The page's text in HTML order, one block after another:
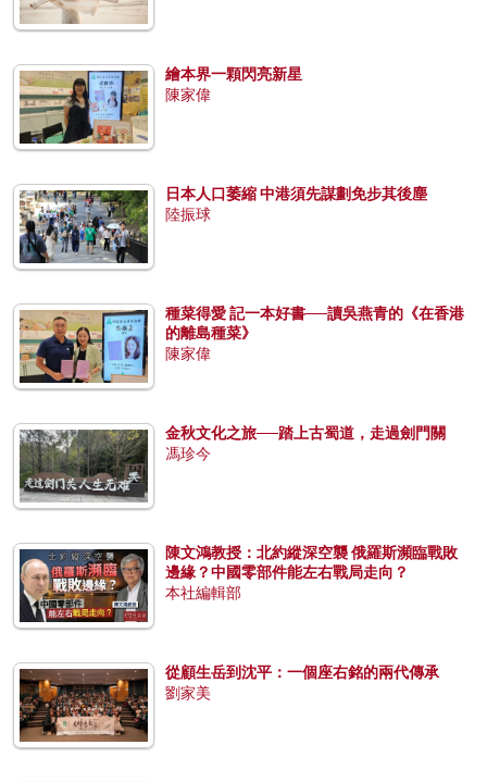
繪本界一顆閃亮新星
陳家偉
日本人口萎縮 中港須先謀劃免步其後塵
陸振球
種菜得愛 記一本好書──讀吳燕青的《在香港
的離島種菜》
陳家偉
金秋文化之旅──踏上古蜀道，走過劍門關
馮珍今
陳文鴻教授：北約縱深空襲 俄羅斯瀕臨戰敗
邊緣？中國零部件能左右戰局走向？
本社編輯部
從顧生岳到沈平：一個座右銘的兩代傳承
劉家美